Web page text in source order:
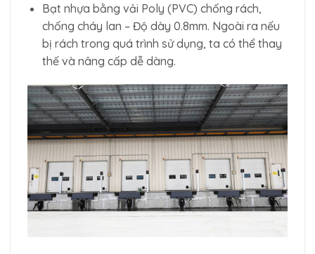
Bạt nhựa bằng vải Poly (PVC) chống rách,
chống cháy lan – Độ dày 0.8mm. Ngoài ra nếu
bị rách trong quá trình sử dụng, ta có thể thay
thế và nâng cấp dễ dàng.